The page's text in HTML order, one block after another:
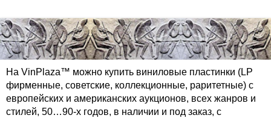
На VinPlaza™ можно купить виниловые пластинки (LP
фирменные, советские, коллекционные, раритетные) с
европейских и американских аукционов, всех жанров и
стилей, 50…90-х годов, в наличии и под заказ, с